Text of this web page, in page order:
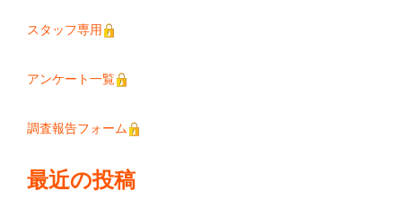
スタッフ専用
アンケート一覧
調査報告フォーム
最近の投稿